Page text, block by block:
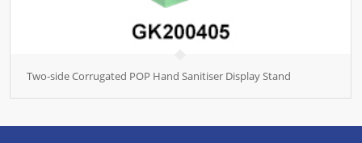
Two-side Corrugated POP Hand Sanitiser Display Stand